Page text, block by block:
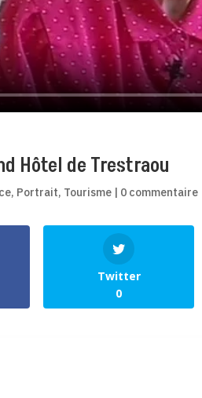
Hôtel de Trestraou
, Portrait, Tourisme | 0 commentaire
Twitter
0